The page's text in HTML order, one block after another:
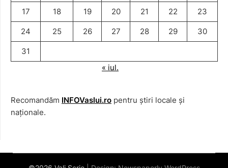
17 18 19 20 21 22 23
24 25 26 27 28 29 30
31
« iul.
Recomandăm INFOVaslui.ro pentru știri locale și
naționale.